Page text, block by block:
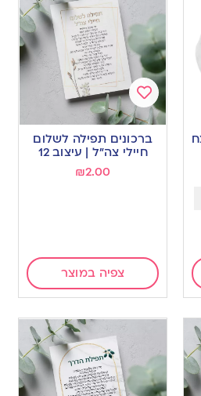
Add
to
wishlist
ברכונים תפילה לשלום
חיילי צה”ל | עיצוב 12
₪2.00
צפיה במוצר